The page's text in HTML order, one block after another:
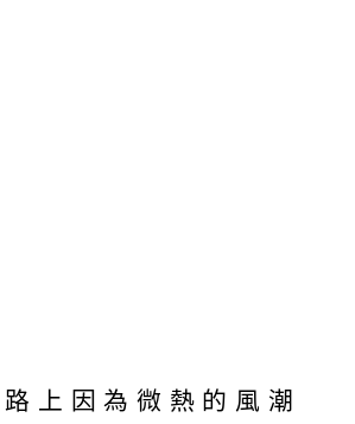
上因為微熱的風潮